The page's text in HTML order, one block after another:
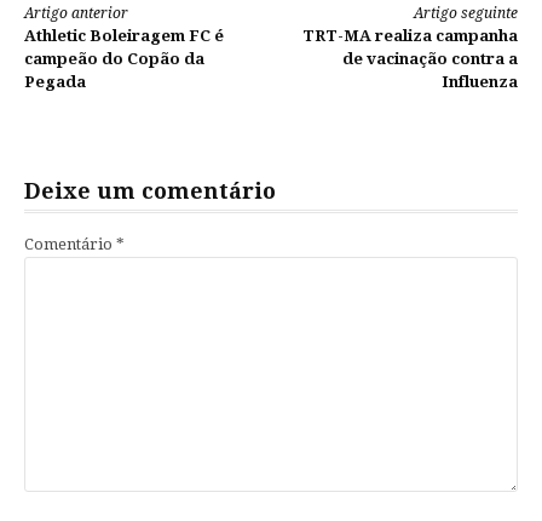
Continue
lendo
Artigo anterior
Athletic Boleiragem FC é
campeão do Copão da
Pegada
Artigo seguinte
TRT-MA realiza campanha
de vacinação contra a
Influenza
Deixe um comentário
Comentário *